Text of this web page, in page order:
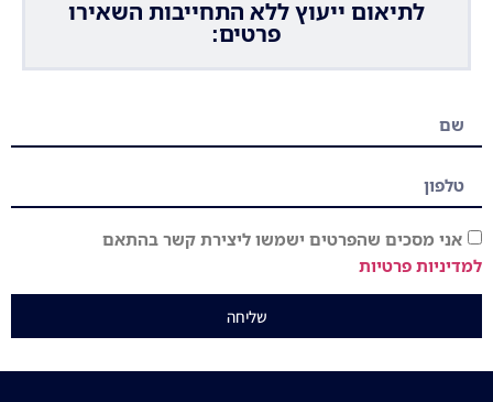
לתיאום ייעוץ ללא התחייבות השאירו
פרטים:
אני מסכים שהפרטים ישמשו ליצירת קשר בהתאם
למדיניות פרטיות
שליחה